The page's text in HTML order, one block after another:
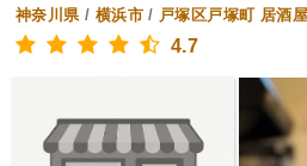
神奈川県/ 横浜市/ 戸塚区戸塚町 居酒屋
4.7